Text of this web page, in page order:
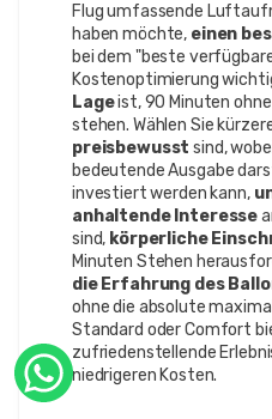
Flug umfassende
haben möchte, einen
bei dem "beste
Kostenoptimierung
Lageist, 90 Minuten
stehen. Wählen Sie
preisbewusst sind,
bedeutende Ausgabe
investiert werden kann,
anhaltende Interesse
sind, körperliche
Minuten Stehen
die Erfahrung des
ohne die absolute
Standard oder Comfort
zufriedenstellende
niedrigeren Kosten.